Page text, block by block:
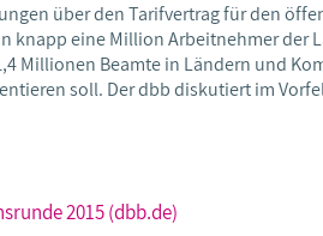
über den Tarifvertrag für den
knapp eine Million Arbeitnehmer der
Millionen Beamte in Ländern und
soll. Der dbb diskutiert im
2015 (dbb.de)